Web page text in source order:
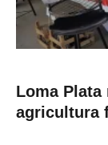
Loma
agricultura